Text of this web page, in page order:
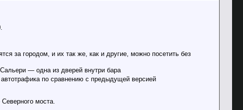
за городом, и их так же, как и другие, можно посетить без
— одна из дверей внутри бара
по сравнению с предыдущей версией
моста.